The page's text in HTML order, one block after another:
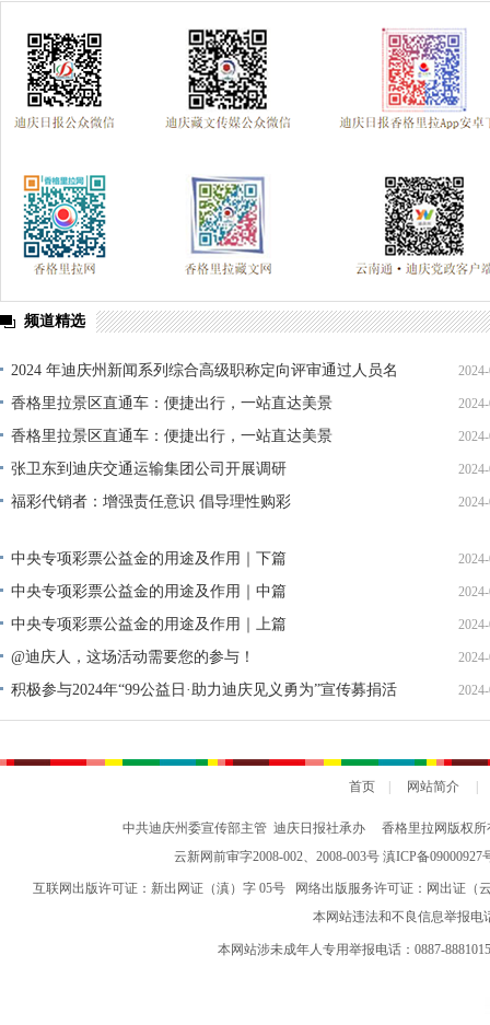
频道精选
2024 年迪庆州新闻系列综合高级职称定向评审通过人员名
单公示
香格里拉景区直通车：便捷出行，一站直达美景
香格里拉景区直通车：便捷出行，一站直达美景
张卫东到迪庆交通运输集团公司开展调研
福彩代销者：增强责任意识 倡导理性购彩
中央专项彩票公益金的用途及作用｜下篇
中央专项彩票公益金的用途及作用｜中篇
中央专项彩票公益金的用途及作用｜上篇
@迪庆人，这场活动需要您的参与！
积极参与2024年“99公益日·助力迪庆见义勇为”宣传募捐活
动倡议书